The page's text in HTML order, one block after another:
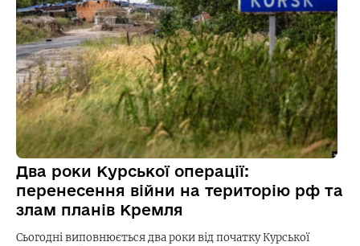
Два роки Курської операції:
перенесення війни на територію рф та
злам планів Кремля
Сьогодні виповнюється два роки від початку Курської